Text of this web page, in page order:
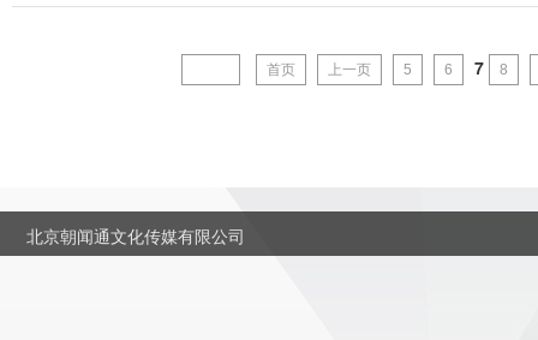
首页 上一页 5 6 7 8
北京朝闻通文化传媒有限公司